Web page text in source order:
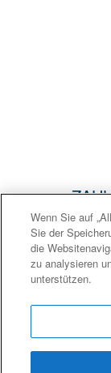
Wenn Sie auf
Sie der
die
zu analysieren
unterstützen.